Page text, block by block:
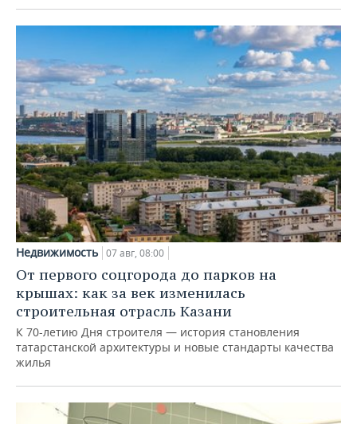
Недвижимость 07 авг, 08:00
От первого соцгорода до парков на
крышах: как за век изменилась
строительная отрасль Казани
К 70-летию Дня строителя — история становления
татарстанской архитектуры и новые стандарты качества
жилья